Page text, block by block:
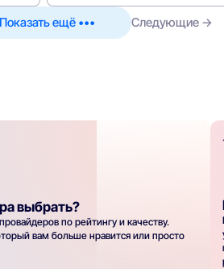
Показать ещё ••• Следующие →
выбрать?
по рейтингу и качеству.
вам больше нравится или просто